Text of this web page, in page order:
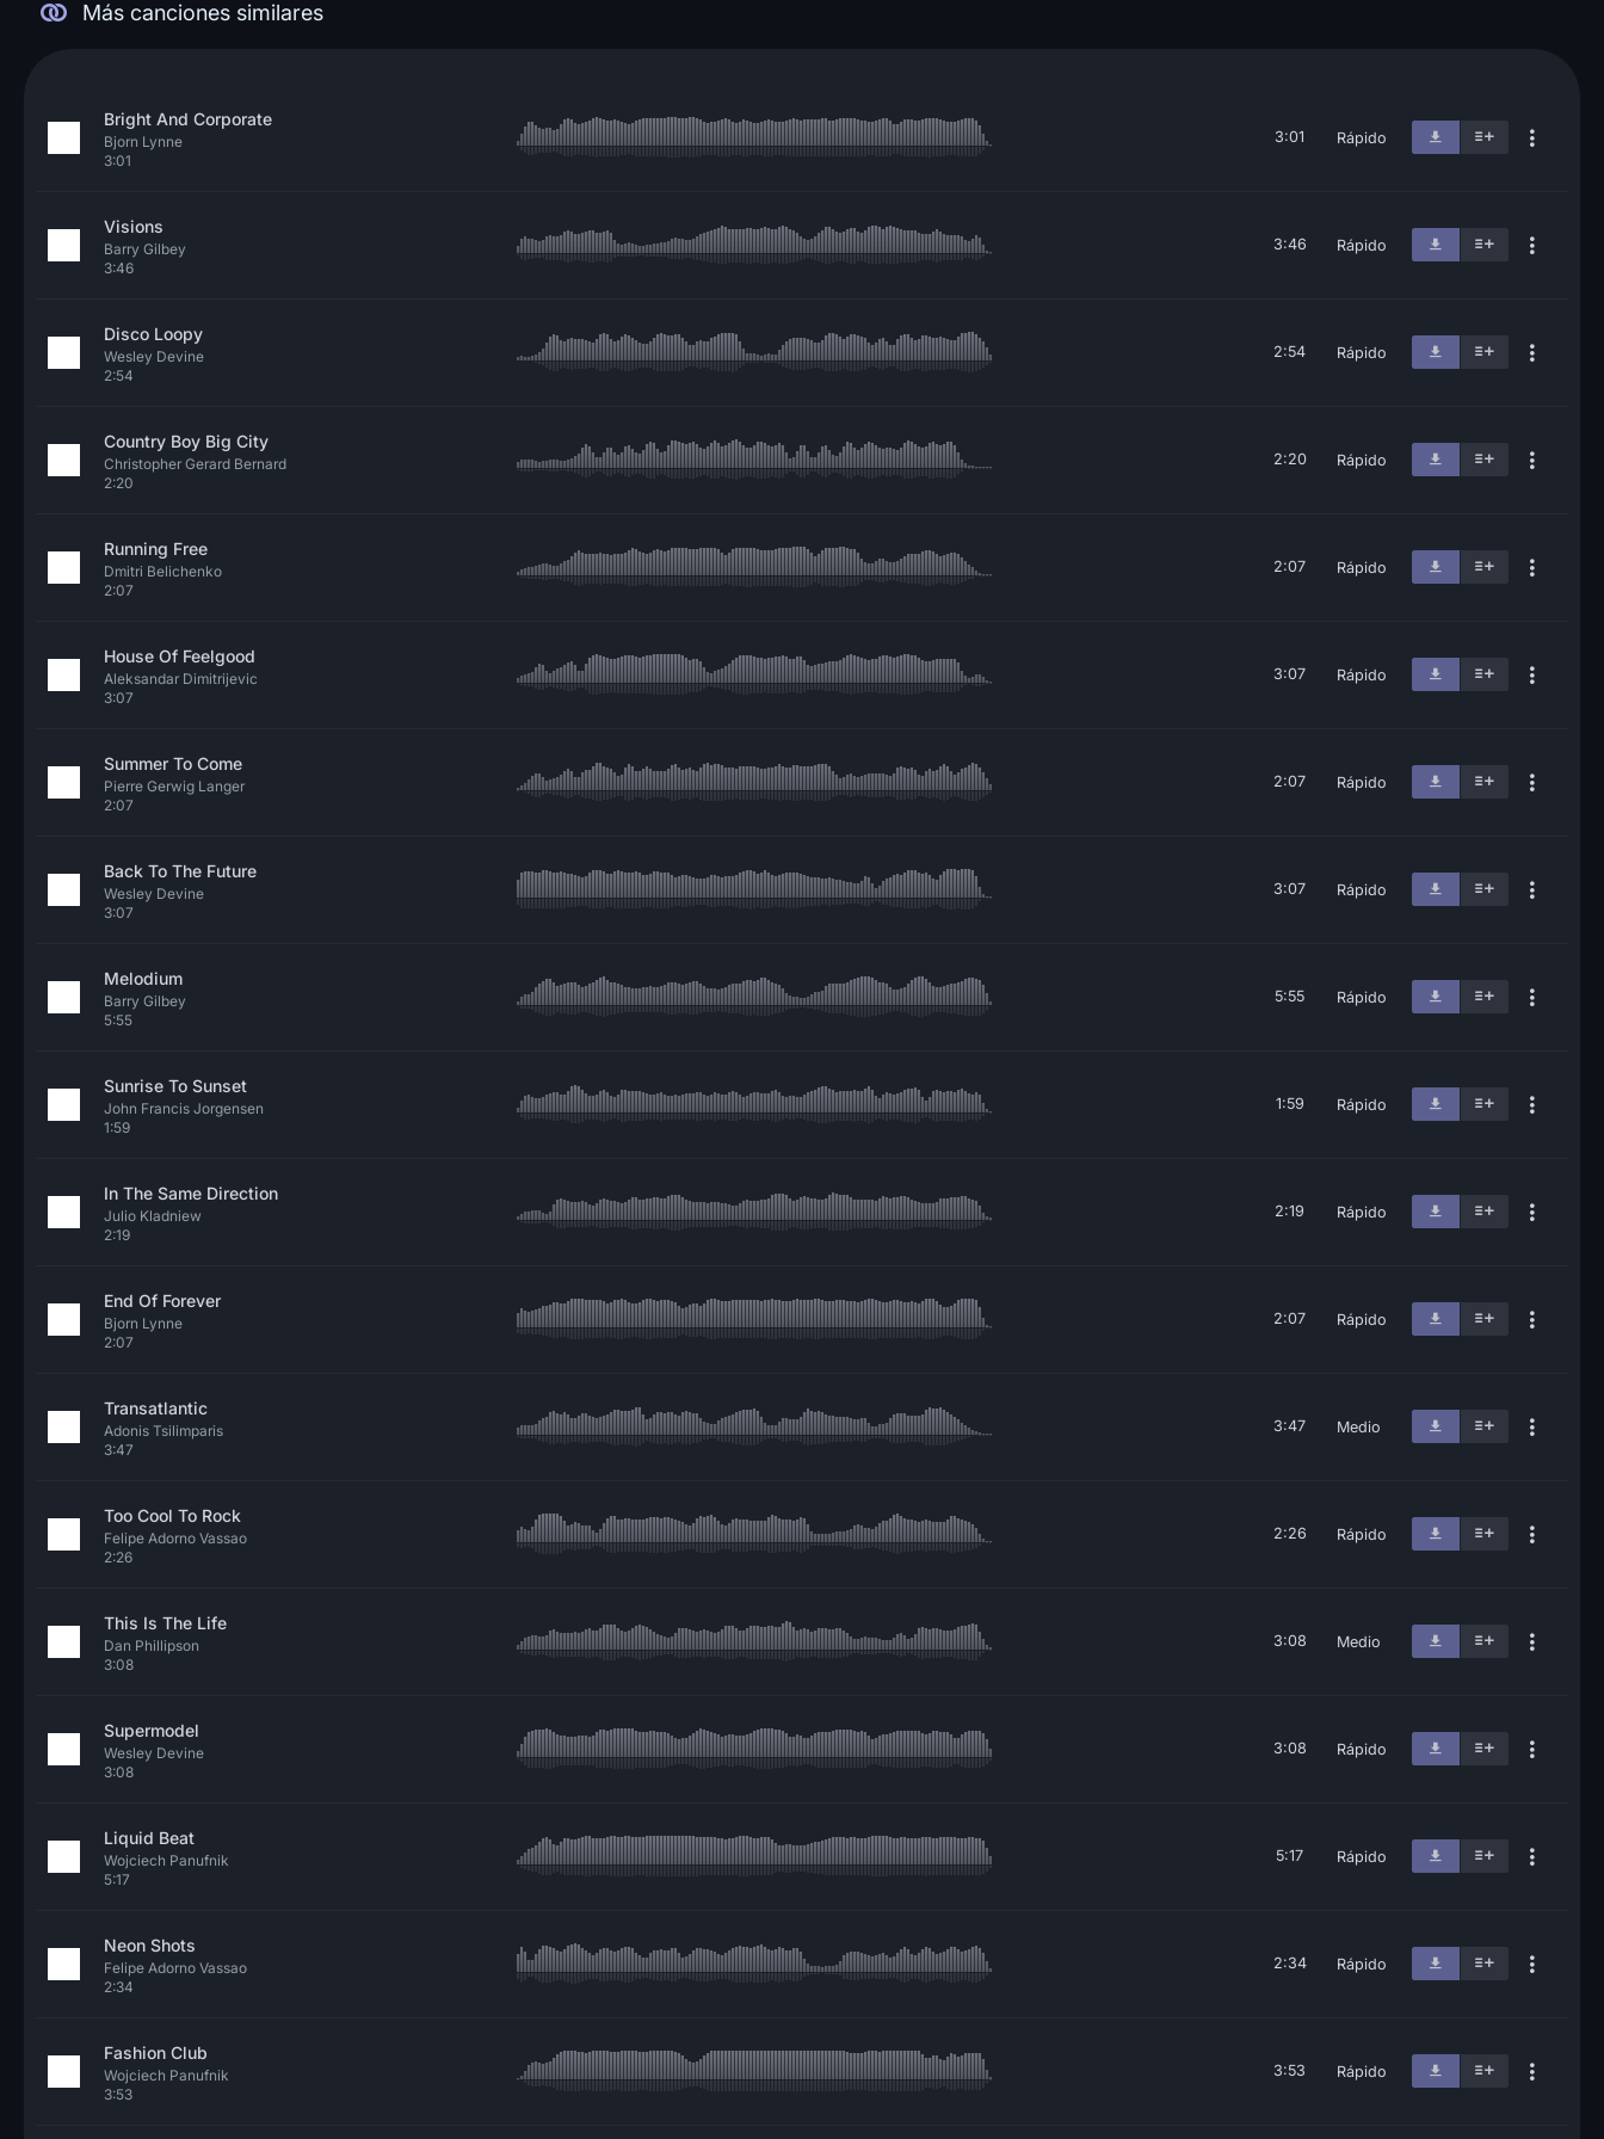
Más canciones similares
Bright And Corporate
Bjorn Lynne
3:01
3:01 Rápido
Visions
Barry Gilbey
3:46
3:46 Rápido
Disco Loopy
Wesley Devine
2:54
2:54 Rápido
Country Boy Big City
Christopher Gerard Bernard
2:20
2:20 Rápido
Running Free
Dmitri Belichenko
2:07
2:07 Rápido
House Of Feelgood
Aleksandar Dimitrijevic
3:07
3:07 Rápido
Summer To Come
Pierre Gerwig Langer
2:07
2:07 Rápido
Back To The Future
Wesley Devine
3:07
3:07 Rápido
Melodium
Barry Gilbey
5:55
5:55 Rápido
Sunrise To Sunset
John Francis Jorgensen
1:59
1:59 Rápido
In The Same Direction
Julio Kladniew
2:19
2:19 Rápido
End Of Forever
Bjorn Lynne
2:07
2:07 Rápido
Transatlantic
Adonis Tsilimparis
3:47
3:47 Medio
Too Cool To Rock
Felipe Adorno Vassao
2:26
2:26 Rápido
This Is The Life
Dan Phillipson
3:08
3:08 Medio
Supermodel
Wesley Devine
3:08
3:08 Rápido
Liquid Beat
Wojciech Panufnik
5:17
5:17 Rápido
Neon Shots
Felipe Adorno Vassao
2:34
2:34 Rápido
Fashion Club
Wojciech Panufnik
3:53
3:53 Rápido